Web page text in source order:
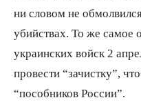
ни словом не
убийствах. То же самое
украинских войск 2
провести “зачистку”,
“пособников России”.